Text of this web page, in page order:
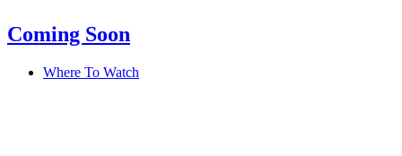
Coming Soon
Where To Watch